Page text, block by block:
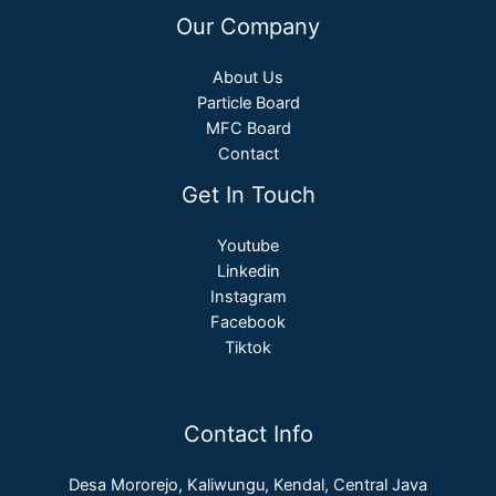
Our Company
About Us
Particle Board
MFC Board
Contact
Get In Touch
Youtube
Linkedin
Instagram
Facebook
Tiktok
Contact Info
Desa Mororejo, Kaliwungu, Kendal, Central Java